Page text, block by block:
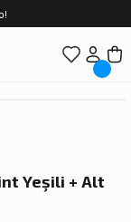
Yeşili + Alt